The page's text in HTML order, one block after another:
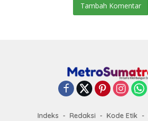
Tambah Komentar
Indeks Redaksi Kode Etik